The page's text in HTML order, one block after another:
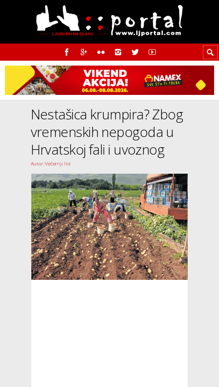
Nestašica krumpira? Zbog
vremenskih nepogoda u
Hrvatskoj fali i uvoznog
Autor: Večernji list